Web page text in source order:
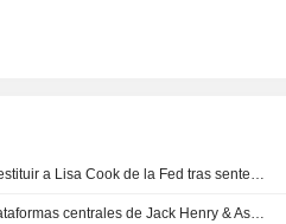
Trump sigue adelante con intento de destituir a Lisa Cook de la Fed tras sentencia: ABC News
PrintMail Solutions se integra en las plataformas centrales de Jack Henry & Associates a través de su red de integración fintech